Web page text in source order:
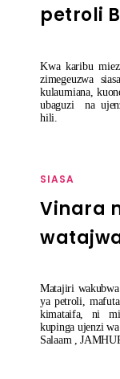
petroli
Kwa karibu
zimegeuzwa
kulaumiana,
ubaguzi na
hili.
SIASA
Vinara
Matajiri
ya petroli,
kimataifa, ni
kupinga ujenzi
Salaam ,